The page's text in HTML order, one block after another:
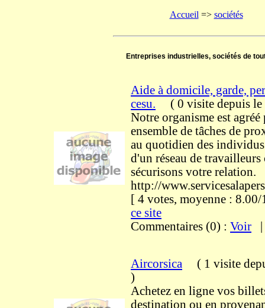
Accueil => sociétés
Entreprises industrielles, sociétés de
Aide à domicile, garde,
cesu. ( 0 visite depuis
Notre organisme est
ensemble de tâches de
au quotidien des
d'un réseau de travailleurs
sécurisons votre relation.
http://
[ 4 votes, moyenne :
ce site
Commentaires (0) : Voir
Aircorsica ( 1 visite
)
Achetez en ligne vos
destination ou en